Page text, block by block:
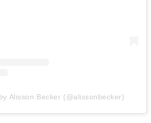
Alisson Becker (@alissonbecker)